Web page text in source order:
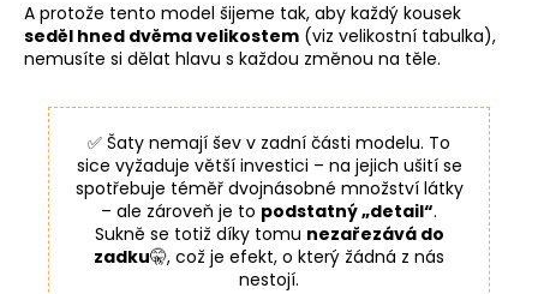
A protože tento model šijeme tak, aby každý kousek
seděl hned dvěma velikostem (viz velikostní tabulka),
nemusíte si dělat hlavu s každou změnou na těle.
✅ Šaty nemají šev v zadní části modelu. To
sice vyžaduje větší investici – na jejich ušití se
spotřebuje téměř dvojnásobné množství látky
– ale zároveň je to podstatný „detail“.
Sukně se totiž díky tomu nezařezává do
zadku🤫, což je efekt, o který žádná z nás
nestojí.